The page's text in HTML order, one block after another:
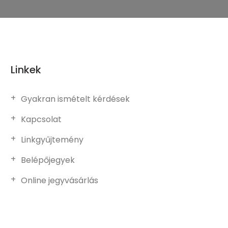
Linkek
Gyakran ismételt kérdések
Kapcsolat
Linkgyűjtemény
Belépőjegyek
Online jegyvásárlás